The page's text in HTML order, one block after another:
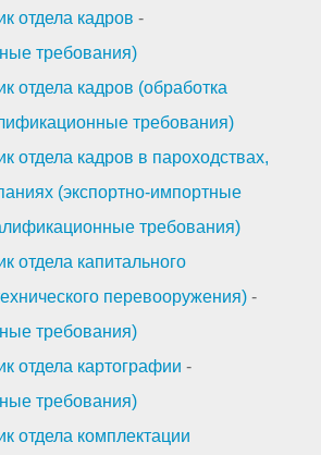
отдела кадров -
требования)
отдела кадров (обработка
требования)
отдела кадров в пароходствах,
(экспортно-импортные
требования)
отдела капитального
перевооружения) -
требования)
отдела картографии -
требования)
отдела комплектации